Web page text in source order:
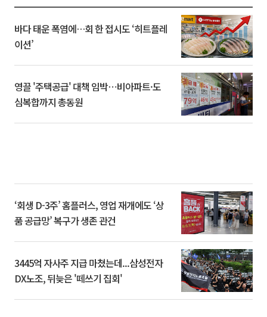
바다 태운 폭염에…회 한 접시도 ‘히트플레
이션’
영끌 '주택공급' 대책 임박⋯비아파트·도
심복합까지 총동원
‘회생 D-3주’ 홈플러스, 영업 재개에도 ‘상
품 공급망’ 복구가 생존 관건
3445억 자사주 지급 마쳤는데...삼성전자
DX노조, 뒤늦은 '떼쓰기 집회'